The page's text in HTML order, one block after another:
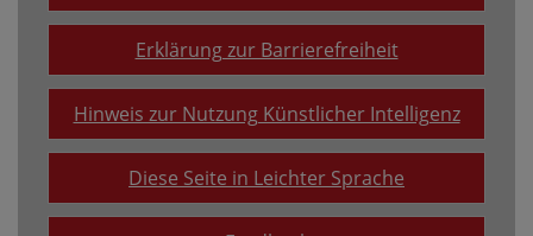
Erklärung zur Barrierefreiheit
Hinweis zur Nutzung Künstlicher Intelligenz
Diese Seite in Leichter Sprache